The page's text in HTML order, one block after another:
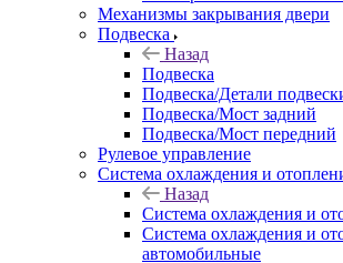
Механизмы закрывания двери
Подвеска
Назад
Подвеска
Подвеска/Детали
Подвеска/Мост задний
Подвеска/Мост передний
Рулевое управление
Система охлаждения и
Назад
Система охлаждения и
Система охлаждения и
автомобильные